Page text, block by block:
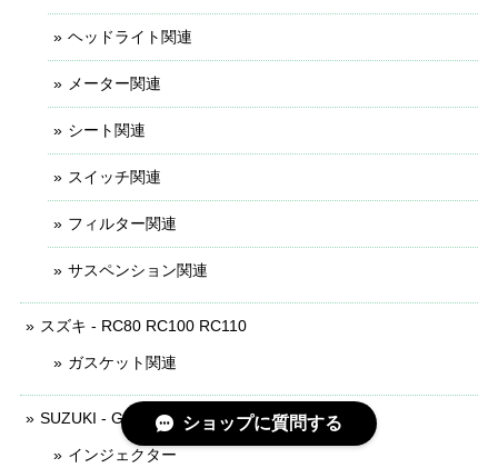
ヘッドライト関連
メーター関連
シート関連
スイッチ関連
フィルター関連
サスペンション関連
スズキ - RC80 RC100 RC110
ガスケット関連
SUZUKI - GSX-150
インジェクター
ショップに質問する